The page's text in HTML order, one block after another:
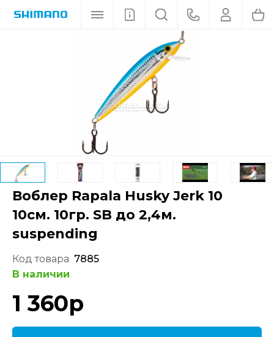
Воблер Rapala Husky Jerk 10
10см. 10гр. SB до 2,4м.
suspending
Код товара 7885
В наличии
1 360р